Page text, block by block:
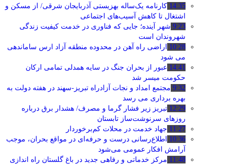
14:35 کارنامه یک‌ساله بهزیستی آذربایجان شرقی/ از مسکن و
اشتغال تا کاهش آسیب‌های اجتماعی
9:23 شهر آینده؛ جایی که فناوری در خدمت کیفیت زندگی
شهروندان است
10:28
اراضی راه آهن در محدوده منطقه آزاد ارس ساماندهی
می شود
14:41 عبور از بحران جنگ در سایه همدلی تمامی ارکان
حکومت میسر شد
9:32 مجتمع امداد و نجات آزادراه تبریز-سهند در هفته دولت به
بهره ‌برداری می‌ رسد
12:29 تبریز زیر فشار گرما و مصرف/ هشدار برق درباره
روزهای سرنوشت‌ساز تابستان
11:27 جهاد خدمت در محلات کم‌برخوردار
10:36 اطلاع‌رسانی درست و حرفه‌ای در مواقع بحران، موجب
آرامش افکار عمومی می‌شود
11:48 مرکز خدماتی و رفاهی جدید در باغ گلستان راه اندازی